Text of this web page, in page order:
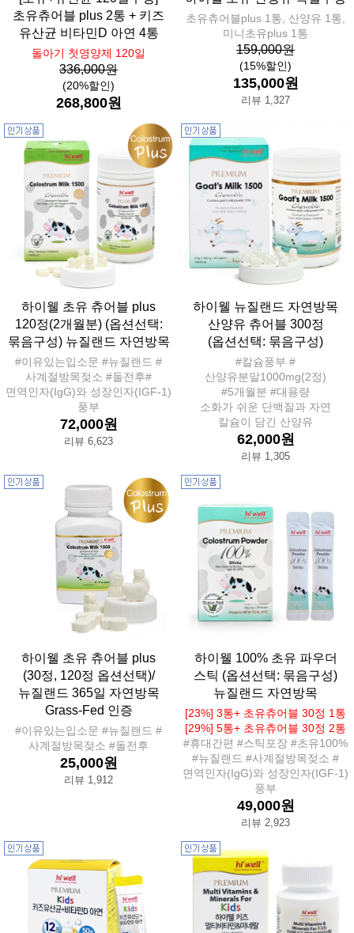
초유츄어블 plus 2통 + 키즈
유산균 비타민D 아연 4통
돌아기 첫영양제 120일
336,000원
(20%할인)
268,800원
초유츄어블plus 1통, 산양유 1통,
미니초유plus 1통
159,000원
(15%할인)
135,000원
리뷰 1,327
하이웰 초유 츄어블 plus
120정(2개월분) (옵션선택:
묶음구성) 뉴질랜드 자연방목
#이유있는입소문 #뉴질랜드 #
사계절방목젖소 #돌전후#
면역인자(IgG)와 성장인자(IGF-1)
풍부
72,000원
리뷰 6,623
하이웰 뉴질랜드 자연방목
산양유 츄어블 300정
(옵션선택: 묶음구성)
#칼슘풍부 #
산양유분말1000mg(2정)
#5개월분 #대용량
소화가 쉬운 단백질과 자연
칼슘이 담긴 산양유
62,000원
리뷰 1,305
하이웰 초유 츄어블 plus
(30정, 120정 옵션선택)/
뉴질랜드 365일 자연방목
Grass-Fed 인증
#이유있는입소문 #뉴질랜드 #
사계절방목젖소 #돌전후
25,000원
리뷰 1,912
하이웰 100% 초유 파우더
스틱 (옵션선택: 묶음구성)
뉴질랜드 자연방목
[23%] 3통+ 초유츄어블 30정 1통
[29%] 5통+ 초유츄어블 30정 2통
#휴대간편 #스틱포장 #초유100%
#뉴질랜드 #사계절방목젖소 #
면역인자(IgG)와 성장인자(IGF-1)
풍부
49,000원
리뷰 2,923